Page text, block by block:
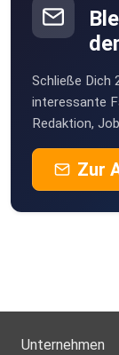
Schließe Dich
interessante
Redaktion,
Zur
Unternehmen